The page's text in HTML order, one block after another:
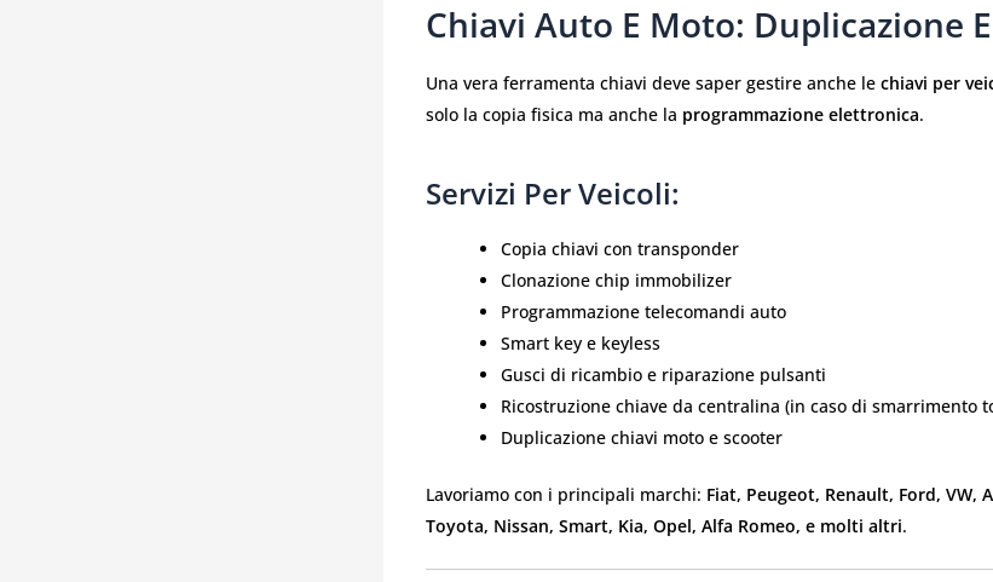
Chiavi Auto E Moto: Duplicazione
Una vera ferramenta chiavi deve saper gestire anche le chiavi per
solo la copia fisica ma anche la programmazione elettronica.
Servizi Per Veicoli:
Copia chiavi con transponder
Clonazione chip immobilizer
Programmazione telecomandi auto
Smart key e keyless
Gusci di ricambio e riparazione pulsanti
Ricostruzione chiave da centralina (in caso di smarrimento
Duplicazione chiavi moto e scooter
Lavoriamo con i principali marchi: Fiat, Peugeot, Renault, Ford, VW,
Toyota, Nissan, Smart, Kia, Opel, Alfa Romeo, e molti altri.